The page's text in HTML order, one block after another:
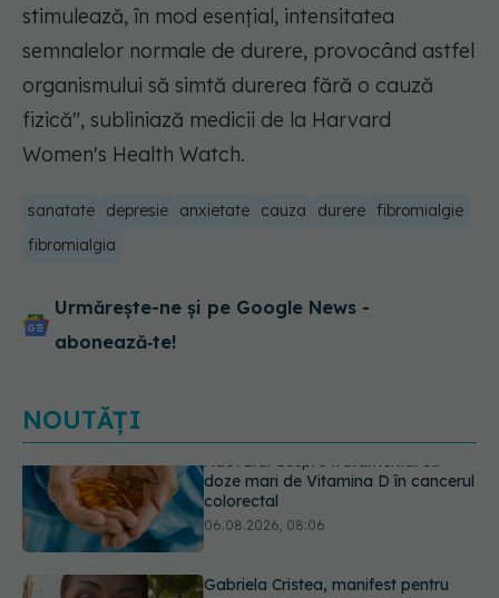
stimulează, în mod esențial, intensitatea
semnalelor normale de durere, provocând astfel
organismului să simtă durerea fără o cauză
fizică", subliniază medicii de la Harvard
Women's Health Watch.
sanatate depresie anxietate cauza durere fibromialgie
fibromialgia
Urmărește-ne și pe Google News -
abonează‑te!
NOUTĂȚI
Gabriela Cristea, manifest pentru
respect și acceptare: Corpul
fiecăruia spune o poveste